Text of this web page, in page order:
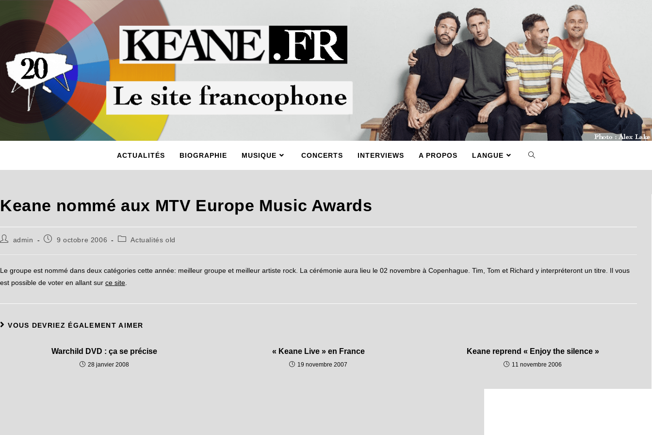
ACTUALITÉS BIOGRAPHIE MUSIQUE CONCERTS INTERVIEWS A PROPOS LANGUE
Keane nommé aux MTV Europe Music Awards
admin 9 octobre 2006 Actualités old
Le groupe est nommé dans deux catégories cette année: meilleur groupe et meilleur artiste rock. La cérémonie aura lieu le 02 novembre à Copenhague. Tim, Tom et Richard y interpréteront un titre. Il vous
est possible de voter en allant sur ce site
VOUS DEVRIEZ ÉGALEMENT AIMER
Warchild DVD : ça se précise
28 janvier 2008
« Keane Live » en France
19 novembre 2007
Keane reprend « Enjoy the silence »
11 novembre 2006